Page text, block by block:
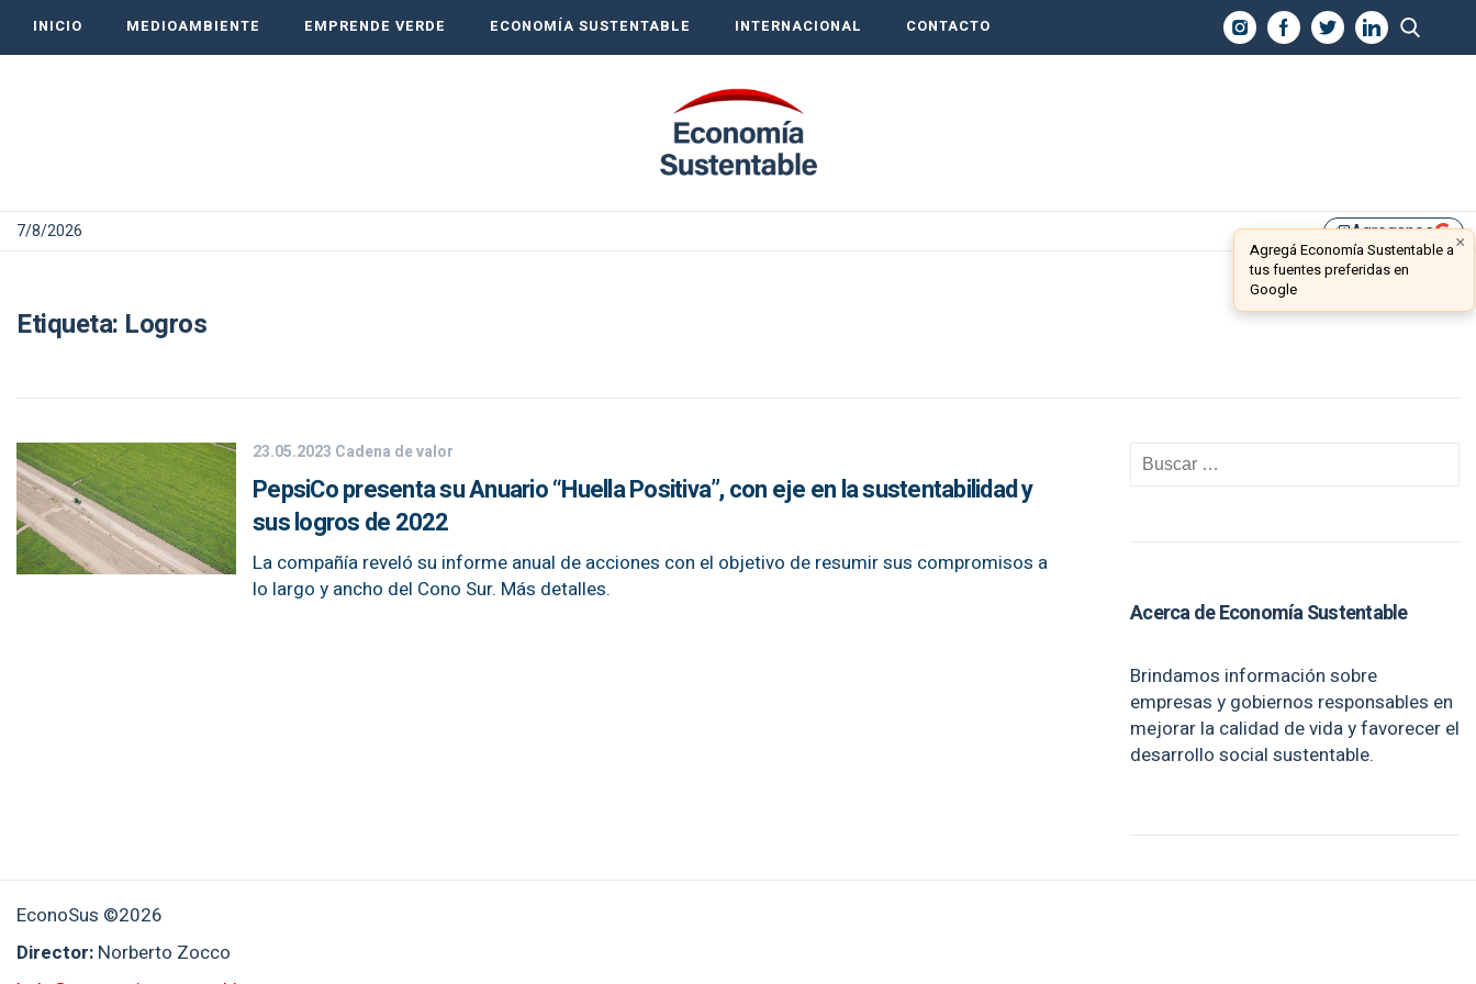
INICIO MEDIOAMBIENTE EMPRENDE VERDE ECONOMÍA SUSTENTABLE INTERNACIONAL CONTACTO
7/8/2026 library_addAgreganos ×
Agregá Economía Sustentable a
tus fuentes preferidas en
Google
Etiqueta: Logros
23.05.2023 Cadena de valor
PepsiCo presenta su Anuario “Huella Positiva”, con eje en la sustentabilidad y
sus logros de 2022
La compañía reveló su informe anual de acciones con el objetivo de resumir sus compromisos a
lo largo y ancho del Cono Sur. Más detalles.
Acerca de Economía Sustentable
Brindamos información sobre
empresas y gobiernos responsables en
mejorar la calidad de vida y favorecer el
desarrollo social sustentable.
EconoSus ©2026
Director: Norberto Zocco